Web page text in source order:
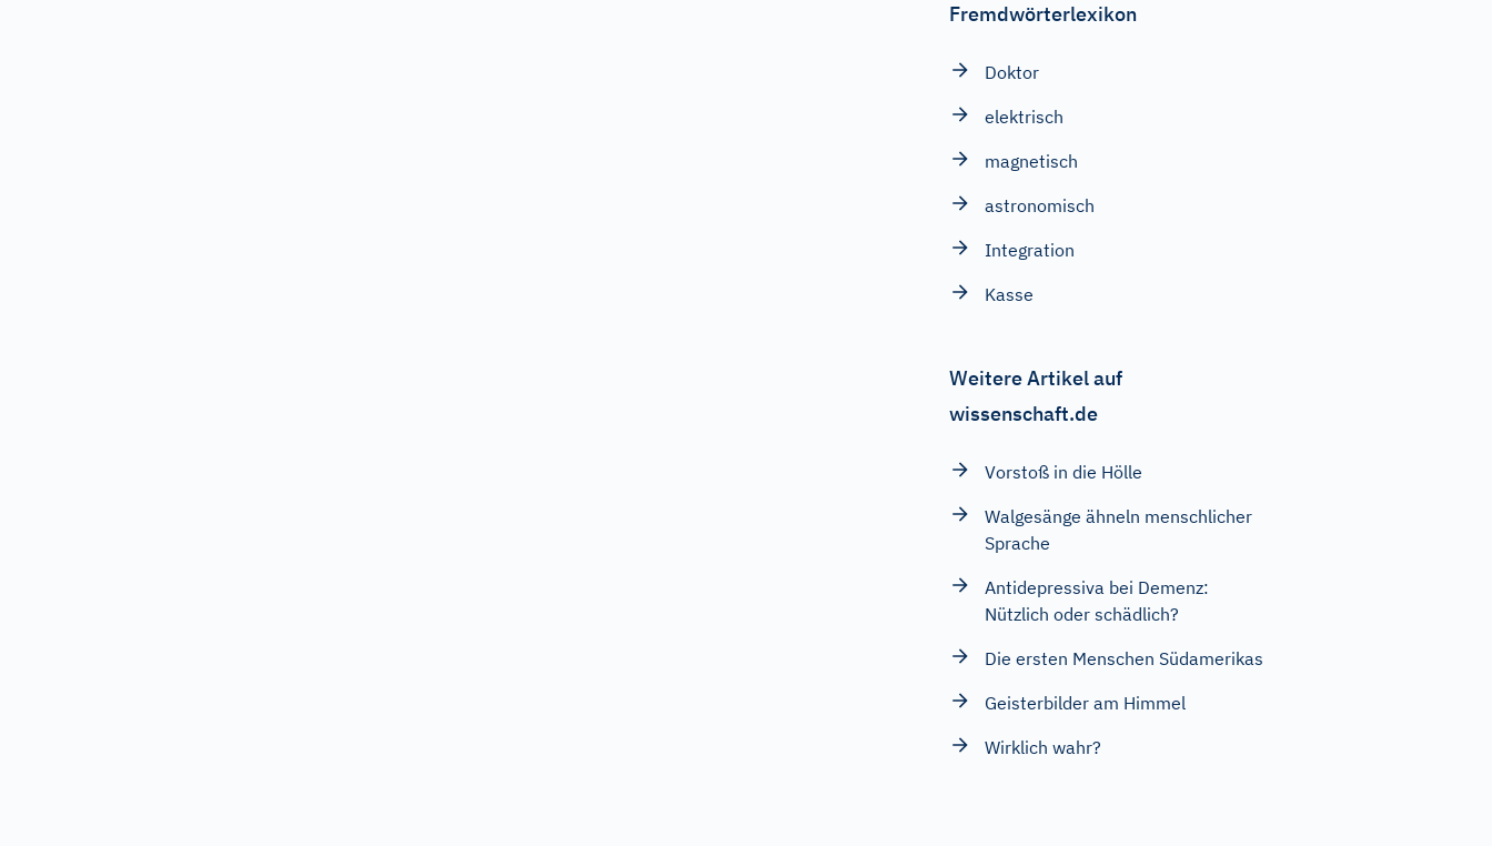
Fremdwörterlexikon
Doktor
elektrisch
magnetisch
astronomisch
Integration
Kasse
Weitere Artikel auf
wissenschaft.de
Vorstoß in die Hölle
Walgesänge ähneln menschlicher
Sprache
Antidepressiva bei Demenz:
Nützlich oder schädlich?
Die ersten Menschen Südamerikas
Geisterbilder am Himmel
Wirklich wahr?